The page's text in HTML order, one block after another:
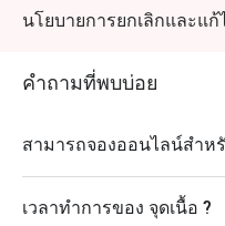
นโยบายการยกเลิกและแก้
คำถามที่พบบ่อย
สามารถจองออนไลน์สำห
เวลาทำการของ จุดเนื้อ ?